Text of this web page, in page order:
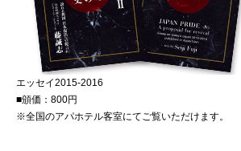
エッセイ2015-2016
■頒価：800円
※全国のアパホテル客室にてご覧いただけます。